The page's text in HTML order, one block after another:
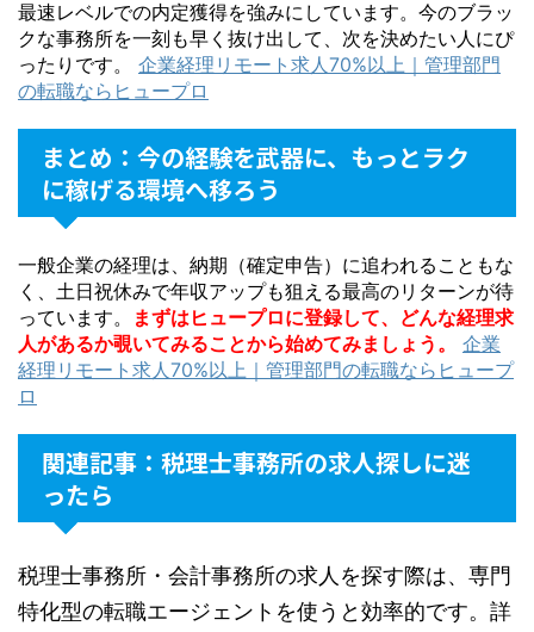
最速レベルでの内定獲得を強みにしています。今のブラッ
クな事務所を一刻も早く抜け出して、次を決めたい人にぴ
ったりです。 企業経理リモート求人70%以上｜管理部門
の転職ならヒュープロ
まとめ：今の経験を武器に、もっとラク
に稼げる環境へ移ろう
一般企業の経理は、納期（確定申告）に追われることもな
く、土日祝休みで年収アップも狙える最高のリターンが待
っています。
まずはヒュープロに登録して、どんな経理求
人があるか覗いてみることから始めてみましょう。
企業
経理リモート求人70%以上｜管理部門の転職ならヒュープ
ロ
関連記事：税理士事務所の求人探しに迷
ったら
税理士事務所・会計事務所の求人を探す際は、専門
特化型の転職エージェントを使うと効率的です。詳